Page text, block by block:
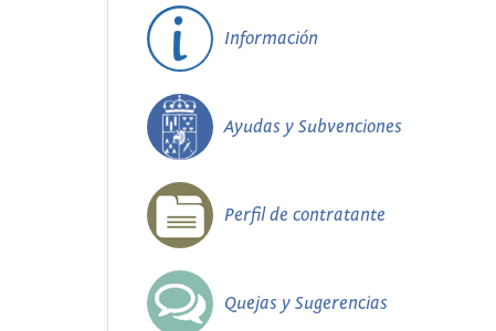
Información
Ayudas y Subvenciones
Perfil de contratante
Quejas y Sugerencias